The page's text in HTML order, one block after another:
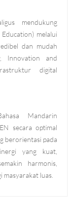
mendukung
melalui
dan mudah
Innovation and
digital
Mandarin
secara optimal
berorientasi pada
yang kuat,
harmonis,
masyarakat luas.